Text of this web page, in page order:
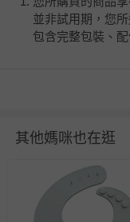
並非試用期，您
包含完整包裝、
瑕疵退換貨所產
並點選『我要退
至媽咪愛LINE@
與服務，謝謝。
針對滿件折/滿
其他媽咪也在逛